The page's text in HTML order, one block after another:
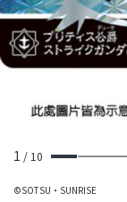
1 / 10
©SOTSU・SUNRISE